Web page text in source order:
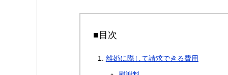
■目次
離婚に際して請求できる費用